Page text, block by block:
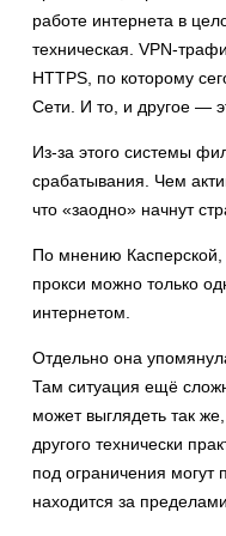
работе интернета в
техническая. VPN-
HTTPS, по которому
Сети. И то, и другое —
Из-за этого системы
срабатывания. Чем
что «заодно» начнут
По мнению Касперской,
прокси можно только
интернетом.
Отдельно она
Там ситуация ещё
может выглядеть так
другого технически
под ограничения могут
находится за